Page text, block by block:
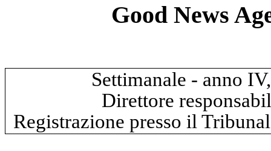
Good News
Settimanale - anno
Direttore
Registrazione presso il